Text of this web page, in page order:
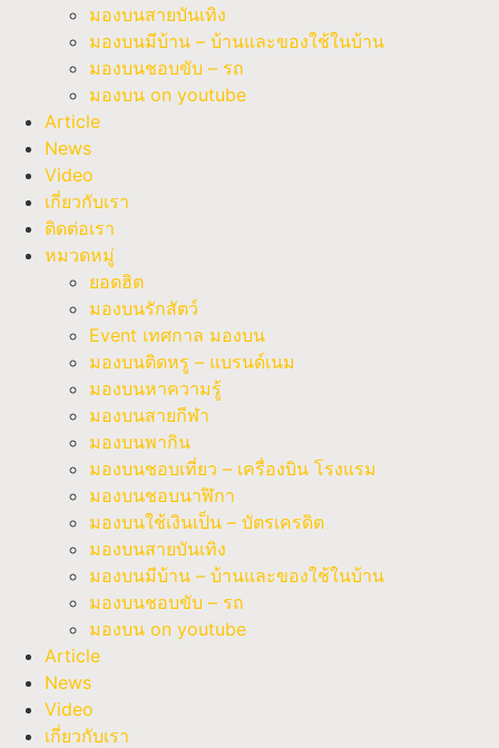
มองบนสายบันเทิง
มองบนมีบ้าน – บ้านและของใช้ในบ้าน
มองบนชอบขับ – รถ
มองบน on youtube
Article
News
Video
เกี่ยวกับเรา
ติดต่อเรา
หมวดหมู่
ยอดฮิต
มองบนรักสัตว์
Event เทศกาล มองบน
มองบนติดหรู – แบรนด์เนม
มองบนหาความรู้
มองบนสายกีฬา
มองบนพากิน
มองบนชอบเที่ยว – เครื่องบิน โรงแรม
มองบนชอบนาฬิกา
มองบนใช้เงินเป็น – บัตรเครดิต
มองบนสายบันเทิง
มองบนมีบ้าน – บ้านและของใช้ในบ้าน
มองบนชอบขับ – รถ
มองบน on youtube
Article
News
Video
เกี่ยวกับเรา